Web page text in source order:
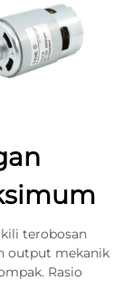
terobosan
output mekanik
Rasio